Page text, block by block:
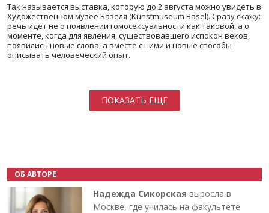
Так называется выставка, которую до 2 августа можно увидеть в
Художественном музее Базеля (Kunstmuseum Basel). Сразу скажу:
речь идет не о появлении гомосексуальности как таковой, а о
моменте, когда для явления, существовавшего испокон веков,
появились новые слова, а вместе с ними и новые способы
описывать человеческий опыт.
ПОКАЗАТЬ ЕЩЕ
ОБ АВТОРЕ
Надежда Сикорская выросла в
Москве, где училась на факультете